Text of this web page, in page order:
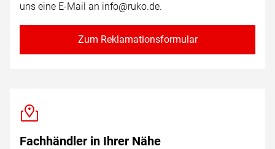
uns eine E-Mail an info@ruko.de.
Zum Reklamationsformular
Fachhändler in Ihrer Nähe